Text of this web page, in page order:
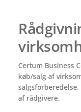
Certum Business
køb/salg af
af rådgivere.